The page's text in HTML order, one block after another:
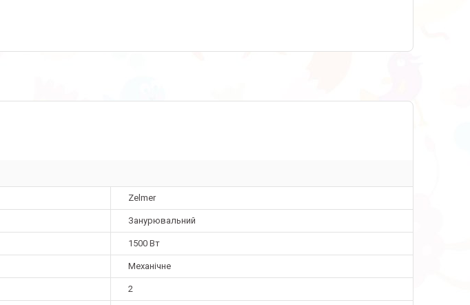
Zelmer
Занурювальний
1500 Вт
Механічне
2